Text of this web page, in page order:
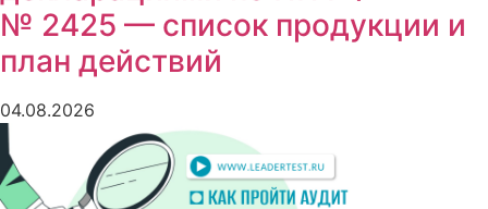
№ 2425 — список продукции и
план действий
04.08.2026